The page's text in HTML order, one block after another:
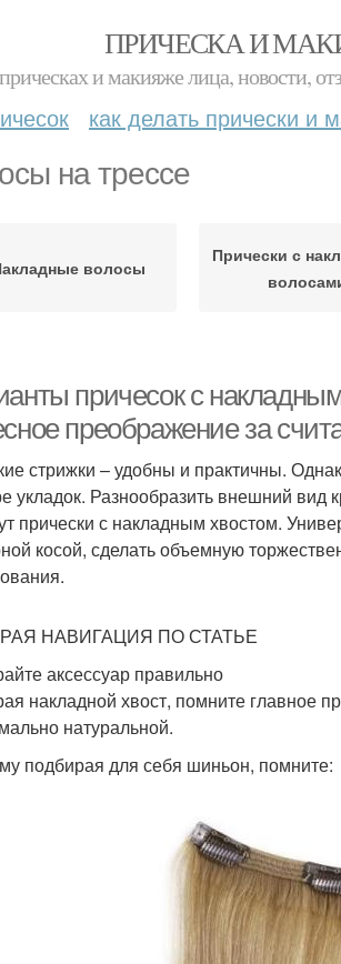
ПРИЧЕСКА И
и макияже лица, новости,
как делать прически и
на трессе
волосы
Прически с
причесок с
преображение за
стрижки – удобны и практичны.
укладок. Разнообразить внешний
прически с накладным хвостом.
косой, сделать объемную
НАВИГАЦИЯ ПО СТАТЬЕ
аксессуар правильно
накладной хвост, помните главное
натуральной.
подбирая для себя шиньон, помните: